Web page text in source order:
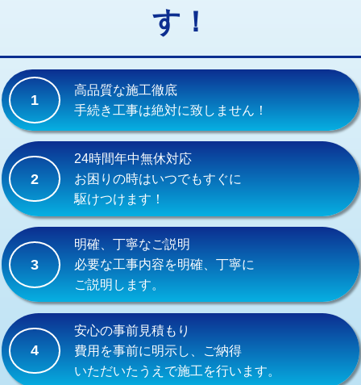
交換・取付(単水栓（壁付・デッキ
式）)
13,200円+材料費
交換・取付(混合水栓（壁付・デッキ
式・ワンホール）)
16,500円+材料費
交換・取付(排水栓・排水トラップ
（P/S/ポップアップ））
交換・取付（その他部品）
持込商品取付（単水栓）
持込商品取付（混合水栓） 16,500円
持込商品取付（浄水器・分岐水栓） 16,500円
給水管工事※（ホール加工)
給水管工事※（バンド止め) 3,300円
す！
1
高品質な施工徹底
手続き工事は絶対に致しません！
2
24時間年中無休対応
お困りの時はいつでもすぐに
駆けつけます！
3
明確、丁寧なご説明
必要な工事内容を明確、丁寧に
ご説明します。
4
安心の事前見積もり
費用を事前に明示し、ご納得
いただいたうえで施工を行います。